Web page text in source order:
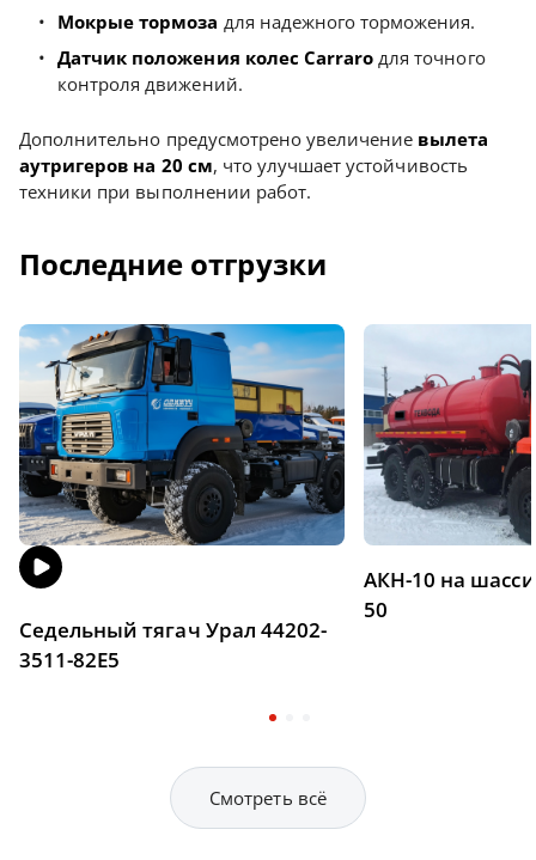
Мокрые тормоза для надежного торможения.
Датчик положения колес Carraro для точного
контроля движений.
Дополнительно предусмотрено увеличение вылета
аутригеров на 20 см, что улучшает устойчивость
техники при выполнении работ.
Последние отгрузки
Седельный тягач Урал 44202-
3511-82Е5
АКН-10 на
50
Смотреть всё